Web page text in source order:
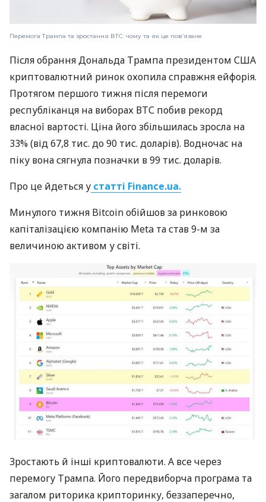
Перемога Трампа та зростання ВТС: чому та як це пов’язане
Після обрання Дональда Трампа президентом США
криптовалютний ринок охопила справжня ейфорія.
Протягом першого тижня після перемоги
республіканця на виборах ВТС побив рекорд
власної вартості. Ціна його збільшилась зросла на
33% (від 67,8 тис. до 90 тис. доларів). Водночас на
піку вона сягнула позначки в 99 тис. доларів.
Про це йдеться у статті Finance.ua.
Минулого тижня Bitcoin обійшов за ринковою
капіталізацією компанію Meta та став 9-м за
величиною активом у світі.
Зростають й інші криптовалюти. А все через
перемогу Трампа. Його передвиборча програма та
загалом риторика крипторинку, беззаперечно,